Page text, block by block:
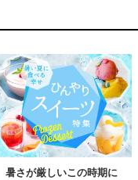
暑さが厳しいこの時期に